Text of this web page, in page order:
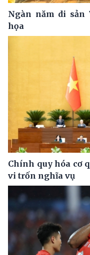
Ngàn năm di sản
họa
Chính quy hóa cơ
vi trốn nghĩa vụ